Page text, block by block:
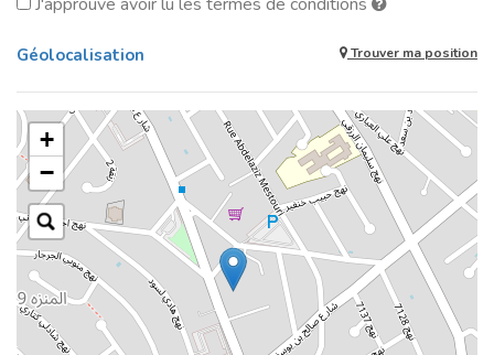
Géolocalisation Trouver ma position
+
−